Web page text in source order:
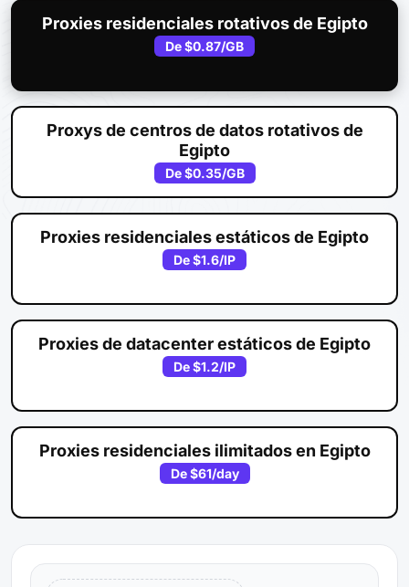
Proxies residenciales rotativos de Egipto
De$0.87/GB
Proxys de centros de datos rotativos de
Egipto
De$0.35/GB
Proxies residenciales estáticos de Egipto
De$1.6/IP
Proxies de datacenter estáticos de Egipto
De$1.2/IP
Proxies residenciales ilimitados en Egipto
De$61/day